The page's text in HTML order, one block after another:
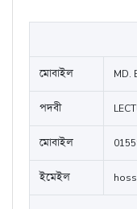
মোবাইল MD.
পদবী
মোবাইল
ইমেইল